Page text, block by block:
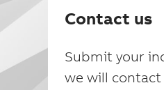
Contact us
Submit your
we will contact